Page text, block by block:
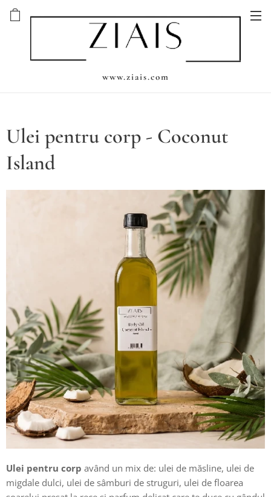
www.ziais.com
Ulei pentru corp - Coconut
Island
Ulei pentru corp având un mix de: ulei de măsline, ulei de
migdale dulci, ulei de sâmburi de struguri, ulei de floarea